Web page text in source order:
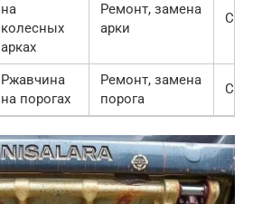
на
колесных
арках
Ремонт, замена
арки
Ржавчина
на порогах
Ремонт, замена
порога